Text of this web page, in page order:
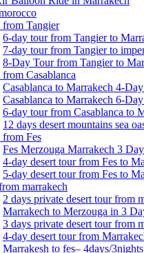
from Tangier
6-day tour from Tangier to
7-day tour from Tangier to
8-Day Tour from Tangier to
from Casablanca
Casablanca to Marrakech 4-
Casablanca to Marrakech 6-
6-day tour from Casablanca to
12 days desert mountains sea
from Fes
Fes Merzouga Marrakech 3
4-day desert tour from Fes to
5-day desert tour from Fes to
marrakech
2 days private desert tour from
Marrakech to Merzouga in 3
3 days private desert tour from
4-day desert tour from
Marrakesh to fes– 4days/3nights